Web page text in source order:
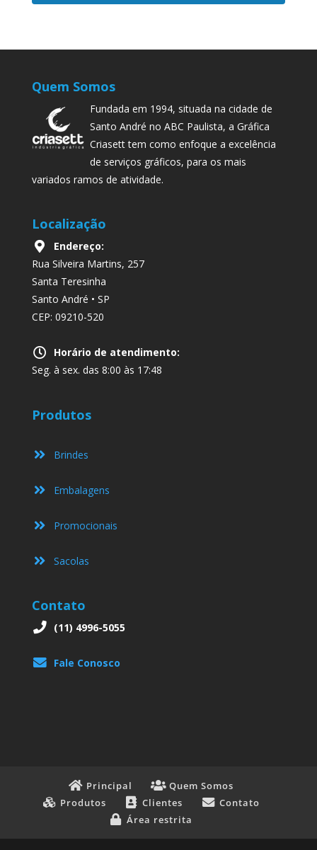
Quem Somos
Fundada em 1994, situada na cidade de
Santo André no ABC Paulista, a Gráfica
Criasett tem como enfoque a excelência
de serviços gráficos, para os mais
variados ramos de atividade.
Localização
Endereço:
Rua Silveira Martins, 257
Santa Teresinha
Santo André • SP
CEP: 09210-520
Horário de atendimento:
Seg. à sex. das 8:00 às 17:48
Produtos
Brindes
Embalagens
Promocionais
Sacolas
Contato
(11) 4996-5055
Fale Conosco
Principal
Quem Somos
Produtos
Clientes
Contato
Área restrita